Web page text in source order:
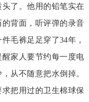
了。他用的铅笔实在
背面，听评弹的录音
毛裤足足穿了34年，
家人要节约每一度电
从不随意把水倒掉。
把用过的卫生棉球保